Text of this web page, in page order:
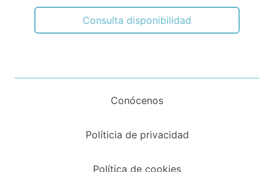
Consulta disponibilidad
Conócenos
Políticia de privacidad
Política de cookies